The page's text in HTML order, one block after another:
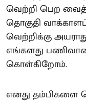
வெற்றி பெற
தொகுதி
வெற்றிக்கு
எங்களது
கொள்கிறோம்.
எனது தம்பிகளை